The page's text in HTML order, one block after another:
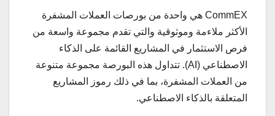
CommEX هي واحدة من بورصات العملات المشفرة
الأكثر ملاءمة وموثوقية والتي تقدم مجموعة واسعة من
فرص الاستثمار في المشاريع القائمة على الذكاء
الاصطناعي (AI). تتداول هذه البورصة مجموعة متنوعة
من العملات المشفرة، بما في ذلك رموز المشاريع
المتعلقة بالذكاء الاصطناعي.